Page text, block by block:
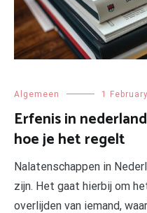
Algemeen 1
Erfenis in
hoe je het regelt
Nalatenschappen in
zijn. Het gaat hierbij om
overlijden van iemand,